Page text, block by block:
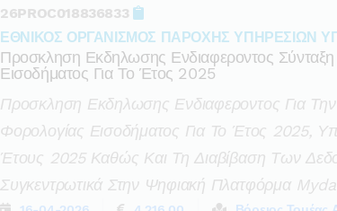
26PROC018836833
ΕΘΝΙΚΟΣ ΟΡΓΑΝΙΣΜΟΣ ΠΑΡΟΧΗΣ ΥΠΗΡΕΣΙΩΝ
Προσκληση Εκδηλωσης Ενδιαφεροντος
Εισοδήματος Για Το Έτος 2025
Προσκληση Εκδηλωσης Ενδιαφεροντος Για
Φορολογίας Εισοδήματος Για Το Έτος 2025,
Έτους 2025 Καθώς Και Τη Διαβίβαση Των
Συγκεντρωτικά Στην Ψηφιακή Πλατφόρμα